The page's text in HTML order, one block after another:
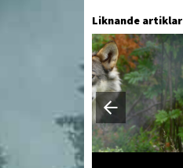
Liknande artiklar